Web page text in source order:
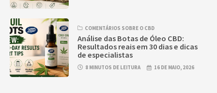
COMENTÁRIOS SOBRE O CBD
Análise das Botas de Óleo CBD:
Resultados reais em 30 dias e dicas
de especialistas
8 MINUTOS DE LEITURA 16 DE MAIO, 2026